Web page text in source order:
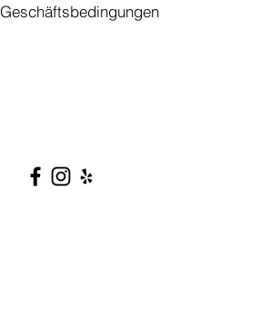
Geschäftsbedingungen